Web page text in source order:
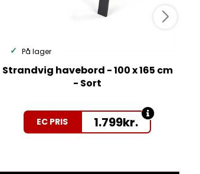
På lager
Strandvig havebord - 100 x 165 cm
- Sort
EC PRIS 1.799kr.